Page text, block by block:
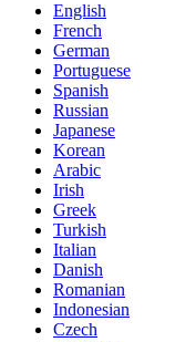
English
French
German
Portuguese
Spanish
Russian
Japanese
Korean
Arabic
Irish
Greek
Turkish
Italian
Danish
Romanian
Indonesian
Czech